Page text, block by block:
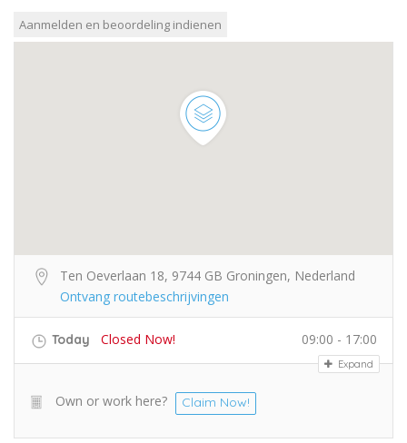
Ten Oeverlaan 18, 9744 GB Groningen, Nederland
Ontvang routebeschrijvingen
Today Closed Now! 09:00 - 17:00
Expand
Own or work here? Claim Now!